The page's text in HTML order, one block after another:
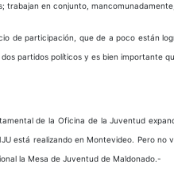
trabajan en conjunto,
de participación, que de a poco están
partidos políticos y es bien importante
de la Oficina de la Juventud
está realizando en Montevideo. Pero
la Mesa de Juventud de Maldonado.-